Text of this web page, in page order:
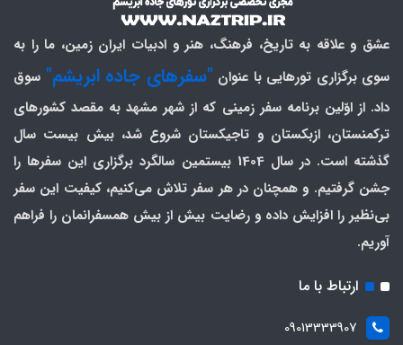
عشق و علاقه به تاریخ، فرهنگ، هنر و ادبیات ایران زمین، ما را به
سوی برگزاری تورهایی با عنوان "سفرهای جاده ابریشم" سوق
داد. از اوّلین برنامه سفر زمینی که از شهر مشهد به مقصد کشورهای
ترکمنستان، ازبکستان و تاجیکستان شروع شد، بیش بیست سال
گذشته است. در سال 1404 بیستمین سالگرد برگزاری این سفرها را
جشن گرفتیم. و همچنان در هر سفر تلاش می‌کنیم، کیفیت این سفر
بی‌نظیر را افزایش داده و رضایت بیش از بیش همسفرانمان را فراهم
آوریم.
ارتباط با ما
09013333907